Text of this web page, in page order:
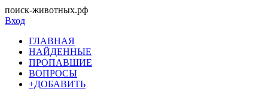
поиск-животных.рф
Вход
ГЛАВНАЯ
НАЙДЕННЫЕ
ПРОПАВШИЕ
ВОПРОСЫ
+ДОБАВИТЬ